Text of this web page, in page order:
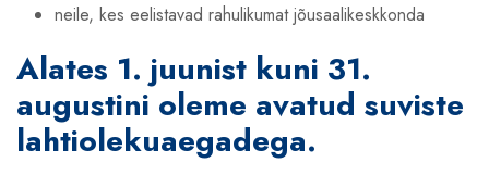
neile, kes eelistavad rahulikumat jõusaalikeskkonda
Alates 1. juunist kuni 31.
augustini oleme avatud suviste
lahtiolekuaegadega.